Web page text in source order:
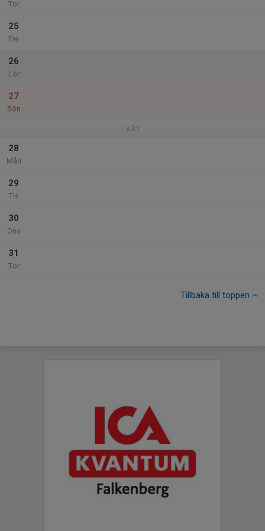
Tor
25
Fre
26
Lör
27
Sön
v.31
28
Mån
29
Tis
30
Ons
31
Tor
Tillbaka till toppen